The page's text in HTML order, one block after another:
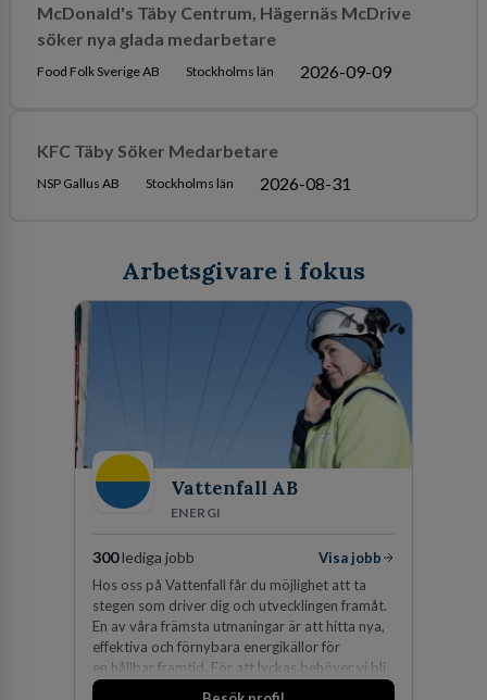
McDonald's Täby Centrum, Hägernäs McDrive
söker nya glada medarbetare
Food Folk Sverige AB Stockholms län 2026-09-09
KFC Täby Söker Medarbetare
NSP Gallus AB Stockholms län 2026-08-31
Arbetsgivare i fokus
Vattenfall AB
ENERGI
300lediga jobb
Visa jobb
Hos oss på Vattenfall får du möjlighet att ta
stegen som driver dig och utvecklingen framåt.
En av våra främsta utmaningar är att hitta nya,
effektiva och förnybara energikällor för
en hållbar framtid. För att lyckas behöver vi bli
fler medarbetare som vill göra skillnad.